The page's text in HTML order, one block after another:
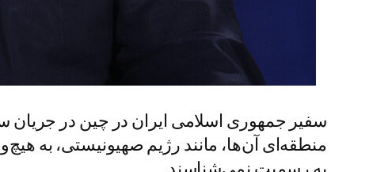
سفیر جمهوری اسلامی ایران در چین در
منطقه‌ای آن‌ها، مانند رژیم صهیونیستی، به